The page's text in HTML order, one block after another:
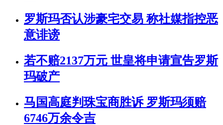
罗斯玛否认涉豪宅交易 称社媒指控恶
意诽谤
若不赔2137万元 世皇将申请宣告罗斯
玛破产
马国高庭判珠宝商胜诉 罗斯玛须赔
6746万余令吉